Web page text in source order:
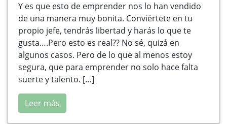
Y es que esto de emprender nos lo han vendido
de una manera muy bonita. Conviértete en tu
propio jefe, tendrás libertad y harás lo que te
gusta….Pero esto es real?? No sé, quizá en
algunos casos. Pero de lo que al menos estoy
segura, que para emprender no solo hace falta
suerte y talento. […]
Leer más